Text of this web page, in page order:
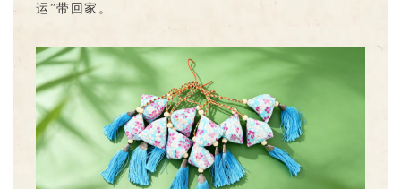
运”带回家。